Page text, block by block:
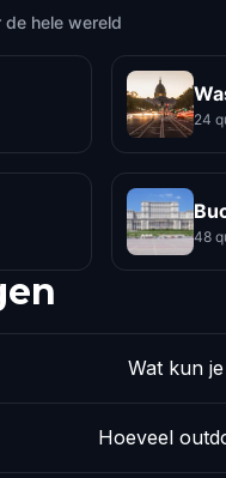
hele wereld
24
48
Wat kun
Hoeveel